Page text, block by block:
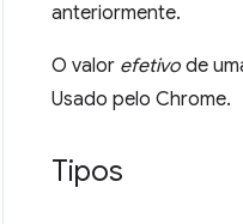
anteriormente.
O valor efetivo de
Usado pelo Chrome.
Tipos